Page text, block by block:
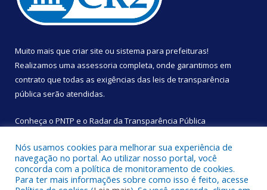
Muito mais que criar site ou sistema para prefeituras!
Realizamos uma assessoria completa, onde garantimos em
contrato que todas as exigências das leis de transparência
pública serão atendidas.
Conheça o PNTP e o Radar da Transparência Pública
Todos os direitos reservados a Câmara Municipal de São
Nós usamos cookies para melhorar sua experiência de
navegação no portal. Ao utilizar nosso portal, você
concorda com a política de monitoramento de cookies.
Para ter mais informações sobre como isso é feito, acesse